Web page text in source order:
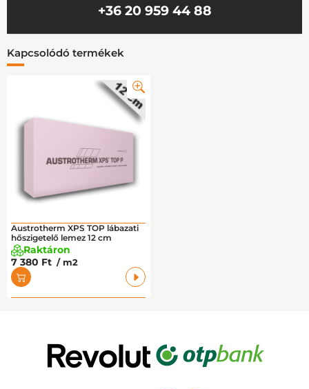
+36 20 959 44 88
Kapcsolódó termékek
Austrotherm XPS TOP lábazati
hőszigetelő lemez 12 cm
Raktáron
7 380 Ft / m2